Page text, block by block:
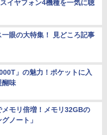
イヤフォン4機種を一気に聴
一眼の大特集！ 見どころ記事
」の魅力！ポケットに入
醐味
モリ倍増！メモリ32GBの
ノート」